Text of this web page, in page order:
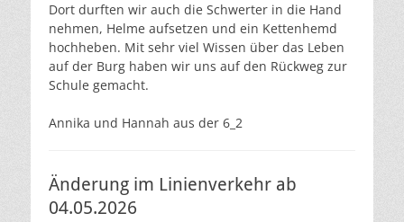
Dort durften wir auch die Schwerter in die Hand
nehmen, Helme aufsetzen und ein Kettenhemd
hochheben. Mit sehr viel Wissen über das Leben
auf der Burg haben wir uns auf den Rückweg zur
Schule gemacht.
Annika und Hannah aus der 6_2
Änderung im Linienverkehr ab
04.05.2026